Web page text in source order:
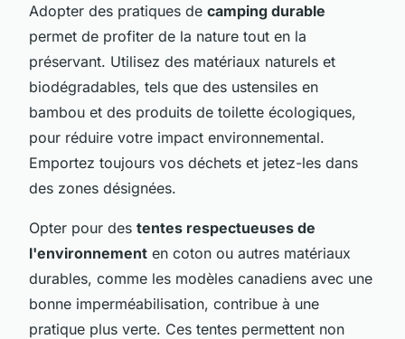
Adopter des pratiques de camping durable
permet de profiter de la nature tout en la
préservant. Utilisez des matériaux naturels et
biodégradables, tels que des ustensiles en
bambou et des produits de toilette écologiques,
pour réduire votre impact environnemental.
Emportez toujours vos déchets et jetez-les dans
des zones désignées.
Opter pour des tentes respectueuses de
l'environnement en coton ou autres matériaux
durables, comme les modèles canadiens avec une
bonne imperméabilisation, contribue à une
pratique plus verte. Ces tentes permettent non